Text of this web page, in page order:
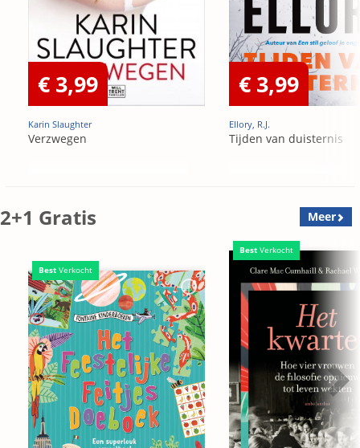
€ 3,99
Karin Slaughter
Verzwegen
€ 3,99
Ellory, R.J.
Tijden van duisternis
2+1 Gratis Meer
Best Verkocht
Best Verkocht